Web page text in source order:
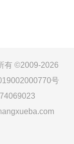
有 ©2009-2026
号